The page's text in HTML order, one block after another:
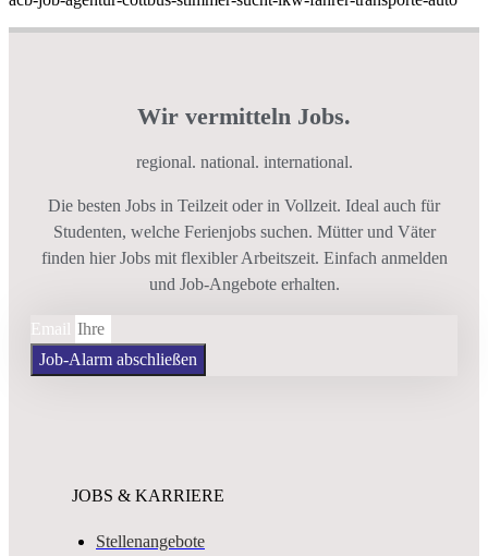
Wir vermitteln Jobs.
regional. national. international.
Die besten Jobs in Teilzeit oder in Vollzeit. Ideal auch für
Studenten, welche Ferienjobs suchen. Mütter und Väter
finden hier Jobs mit flexibler Arbeitszeit. Einfach anmelden
und Job-Angebote erhalten.
Email
Job-Alarm abschließen
JOBS & KARRIERE
Stellenangebote